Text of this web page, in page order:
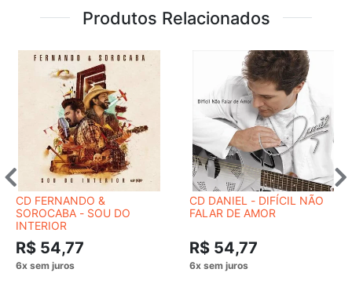
Produtos Relacionados
CD FERNANDO &
SOROCABA - SOU DO
INTERIOR
R$ 54,77
CD DANIEL - DIFÍCIL NÃO
FALAR DE AMOR
R$ 54,77